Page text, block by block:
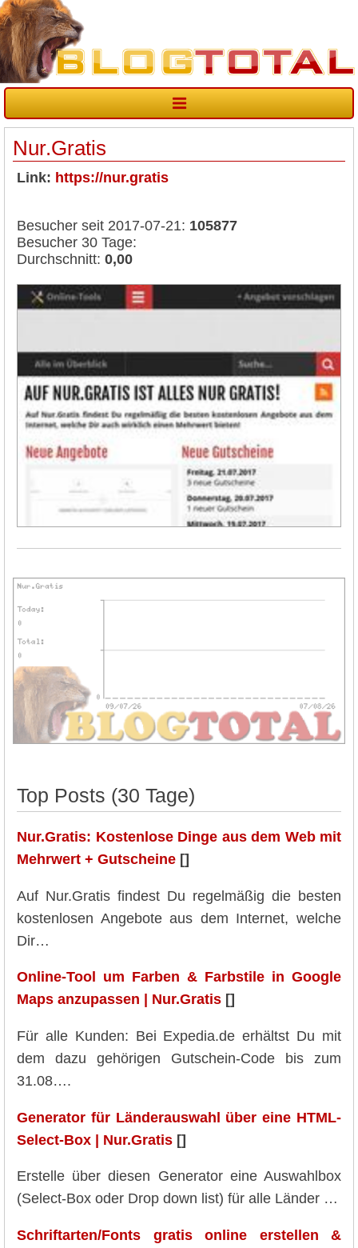
Nur.Gratis
Link: https://nur.gratis
Besucher seit 2017-07-21: 105877
Besucher 30 Tage:
Durchschnitt: 0,00
Top Posts (30 Tage)
Nur.Gratis: Kostenlose Dinge aus dem Web mit
Mehrwert + Gutscheine []
Auf Nur.Gratis findest Du regelmäßig die besten
kostenlosen Angebote aus dem Internet, welche
Dir…
Online-Tool um Farben & Farbstile in Google
Maps anzupassen | Nur.Gratis []
Für alle Kunden: Bei Expedia.de erhältst Du mit
dem dazu gehörigen Gutschein-Code bis zum
31.08….
Generator für Länderauswahl über eine HTML-
Select-Box | Nur.Gratis []
Erstelle über diesen Generator eine Auswahlbox
(Select-Box oder Drop down list) für alle Länder …
Schriftarten/Fonts gratis online erstellen &